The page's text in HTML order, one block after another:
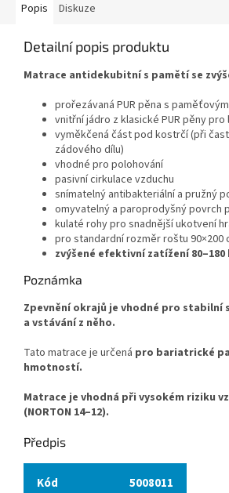
Popis Diskuze
Detailní popis produktu
Matrace antidekubitní s pamětí se
prořezávaná PUR pěna s
vnitřní jádro z klasické PUR pěny
vyměkčená část pod kostrčí (při
zádového dílu)
vhodné pro polohování
pasivní cirkulace vzduchu
snímatelný antibakteriální a pružný
omyvatelný a paroprodyšný povrch
kulaté rohy pro snadnější ukotvení
pro standardní rozměr roštu 90×200
zvýšené efektivní zatížení 80–
Poznámka
Zpevnění okrajů je vhodné pro stabilní
a vstávání z něho.
Tato matrace je určená pro bariatrické
hmotností.
Matrace je vhodná při vysokém riziku
(NORTON 14–12).
Předpis
Kód
5008011